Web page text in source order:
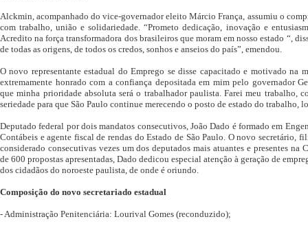
Alckmin, acompanhado do vice-governador eleito Márcio França, assumiu o
com trabalho, união e solidariedade. “Prometo dedicação, inovação e
Acredito na força transformadora dos brasileiros que moram em nosso estado “,
de todas as origens, de todos os credos, sonhos e anseios do país”, emendou.
O novo representante estadual do Emprego se disse capacitado e motivado na
extremamente honrado com a confiança depositada em mim pelo governador
que minha prioridade absoluta será o trabalhador paulista. Farei meu trabalho,
seriedade para que São Paulo continue merecendo o posto de estado do trabalho,
Deputado federal por dois mandatos consecutivos, João Dado é formado em
Contábeis e agente fiscal de rendas do Estado de São Paulo. O novo secretário,
considerado consecutivas vezes um dos deputados mais atuantes e presentes na
de 600 propostas apresentadas, Dado dedicou especial atenção à geração de
dos cidadãos do noroeste paulista, de onde é oriundo.
Composição do novo secretariado estadual
- Administração Penitenciária: Lourival Gomes (reconduzido);